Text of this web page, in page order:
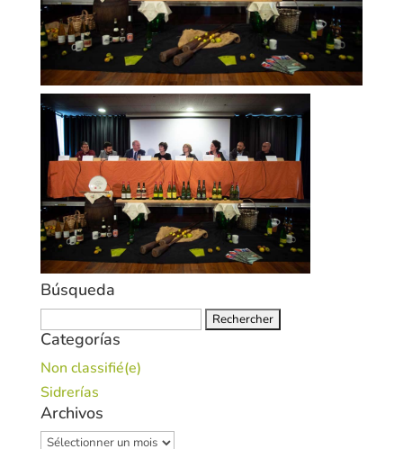
Búsqueda
Categorías
Non classifié(e)
Sidrerías
Archivos
Archivos